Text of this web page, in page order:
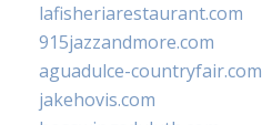
lafisheriarestaurant.com
915jazzandmore.com
aguadulce-countryfair.com
jakehovis.com